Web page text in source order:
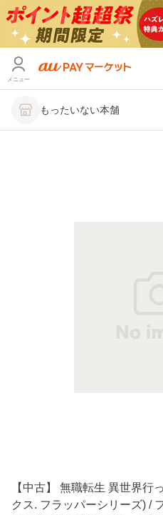
メニュー
もったいない本舗
【中古】 無職転生 異世界行
クス. フラッパーシリーズ) /